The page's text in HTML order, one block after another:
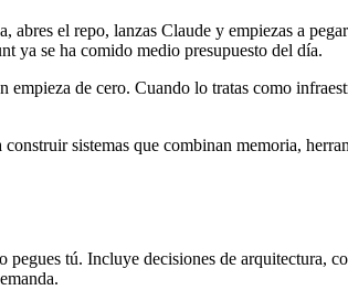
el repo, lanzas Claude y empiezas a
ya se ha comido medio presupuesto del día.
de cero. Cuando lo tratas como
sistemas que combinan memoria,
pegues tú. Incluye decisiones de arquitectura,